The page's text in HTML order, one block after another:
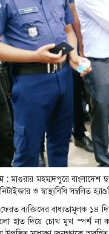
:মাগুরার মহম্মদপুরে বাংলাদেশ
ও স্বাস্থ্যবিধি সম্বলিত
ব্যক্তিদের বাধ্যতামূলক ১৪
হাত দিয়ে চোখ মুখ স্পর্শ না